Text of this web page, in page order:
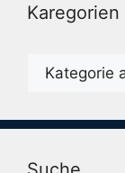
Karegorien
Karegorien